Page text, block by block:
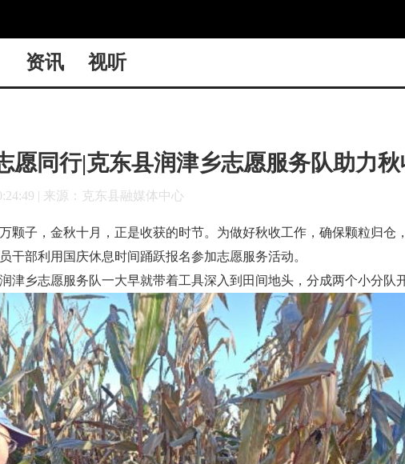
资讯 视听
愿同行|克东县润津乡志愿服务队助力秋
| 来源：克东县融媒体中心
颗子，金秋十月，正是收获的时节。为做好秋收工作，确保颗粒归仓
干部利用国庆休息时间踊跃报名参加志愿服务活动。
津乡志愿服务队一大早就带着工具深入到田间地头，分成两个小分队